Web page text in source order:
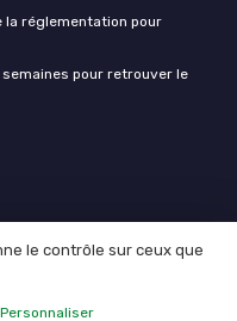
la réglementation pour
pour retrouver le
2026
le contrôle sur ceux que
Personnaliser